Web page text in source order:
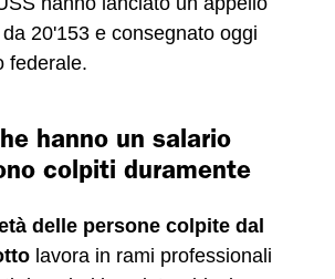
20'153 e consegnato oggi
federale.
hanno un salario
colpiti duramente
delle persone colpite dal
lavora in rami professionali